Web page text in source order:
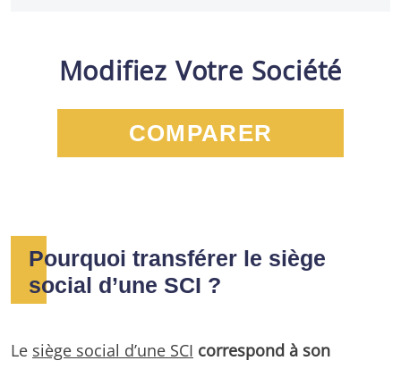
Modifiez Votre Société
COMPARER
Pourquoi transférer le siège
social d’une SCI ?
Le siège social d’une SCI correspond à son